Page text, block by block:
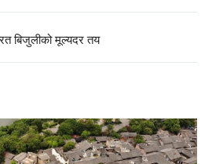
बिजुलीको मूल्यदर तय